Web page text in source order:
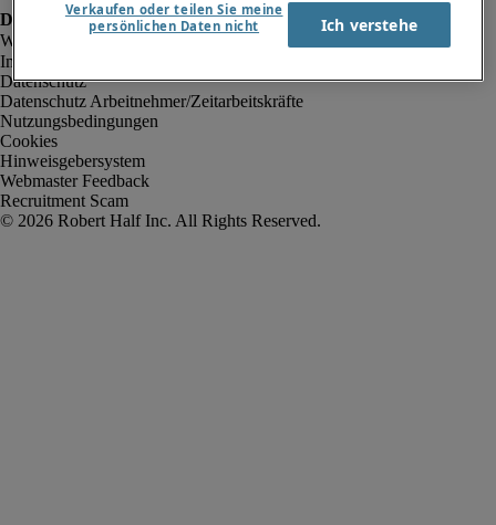
Impressum
Datenschutz
Datenschutz Arbeitnehmer/Zeitarbeitskräfte
Nutzungsbedingungen
Cookies
Hinweisgebersystem
Webmaster Feedback
Recruitment Scam
Verkaufen oder teilen Sie meine
persönlichen Daten nicht
Ich verstehe